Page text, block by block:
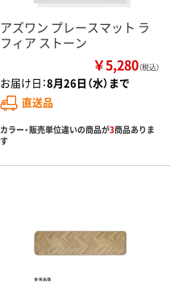
アズワン プレースマット ラ
フィア ストーン
￥5,280（税込）
お届け日：8月26日（水）まで
直送品
カラー・販売単位違いの商品が3商品ありま
す